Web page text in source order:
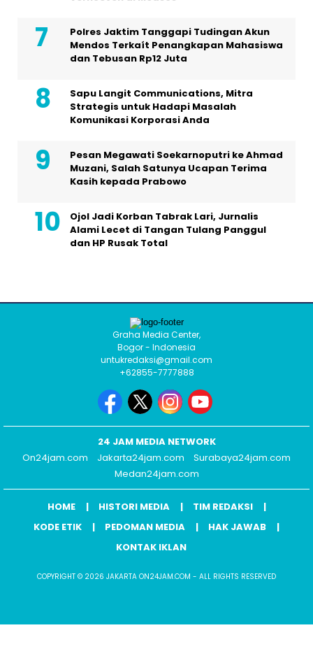
Polres Jaktim Tanggapi Tudingan Akun
Mendos Terkaít Penangkapan Mahasiswa
dan Tebusan Rp12 Juta
Sapu Langit Communications, Mitra
Strategis untuk Hadapi Masalah
Komunikasi Korporasi Anda
Pesan Megawati Soekarnoputri ke Ahmad
Muzani, Salah Satunya Ucapan Terima
Kasih kepada Prabowo
Ojol Jadi Korban Tabrak Lari, Jurnalis
Alami Lecet di Tangan Tulang Panggul
dan HP Rusak Total
Graha Media Center,
Bogor - Indonesia
untukredaksi@gmail.com
+62855-7777888
24 JAM MEDIA NETWORK
On24jam.com
Jakarta24jam.com
Surabaya24jam.com
Medan24jam.com
HOME HISTORI MEDIA
TIM REDAKSI
KODE ETIK
PEDOMAN MEDIA
HAK JAWAB
KONTAK IKLAN
COPYRIGHT © 2026 JAKARTA ON24JAM.COM - ALL RIGHTS RESERVED